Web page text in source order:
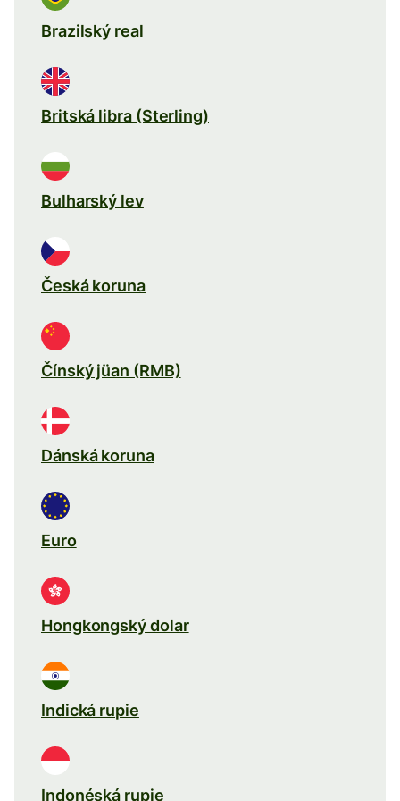
Brazilský real
Britská libra (Sterling)
Bulharský lev
Česká koruna
Čínský jüan (RMB)
Dánská koruna
Euro
Hongkongský dolar
Indická rupie
Indonéská rupie